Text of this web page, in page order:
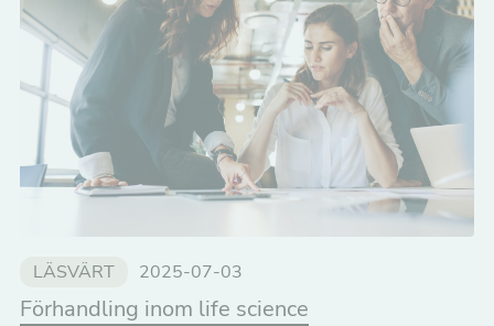
LÄSVÄRT 2025-07-03
Förhandling inom life science